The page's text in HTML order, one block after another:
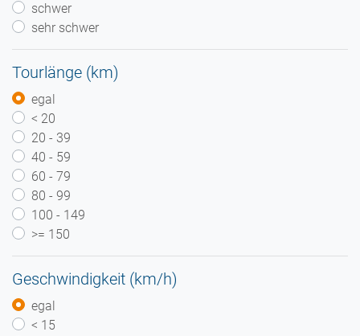
schwer
sehr schwer
Tourlänge (km)
egal
< 20
20 - 39
40 - 59
60 - 79
80 - 99
100 - 149
>= 150
Geschwindigkeit (km/h)
egal
< 15